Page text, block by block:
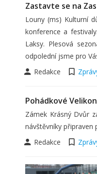
Zastavte se na
Louny (ms) Kulturní
konference a
Laksy. Plesová
odpolední jsme pro
Redakce
Pohádkové
Zámek Krásný Dvůr
návštěvníky připraven
Redakce